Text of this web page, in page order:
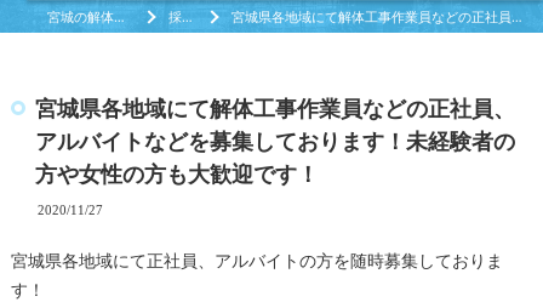
宮城の解体工事は有限会社丸良商亊 採用ブログ 宮城県各地域にて解体工事作業員などの正社員、アルバイトなどを募集しております！未経験者の方や女性の方も大歓迎です！
宮城県各地域にて解体工事作業員などの正社員、
アルバイトなどを募集しております！未経験者の
方や女性の方も大歓迎です！
2020/11/27
宮城県各地域にて正社員、アルバイトの方を随時募集しておりま
す！